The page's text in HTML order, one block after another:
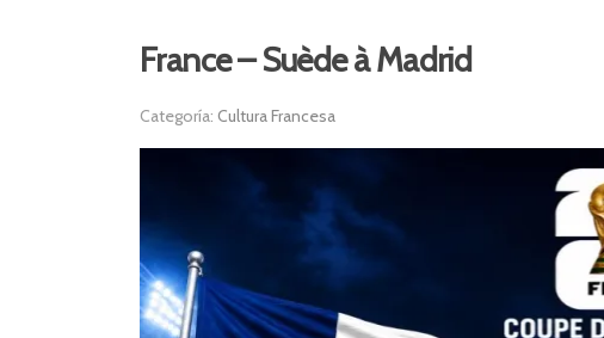
France – Suède à Madrid
Categoría: Cultura Francesa